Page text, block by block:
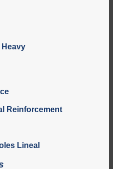
Reinforcement
Lineal